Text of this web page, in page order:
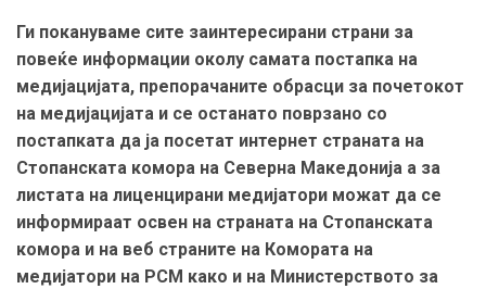
Ги покануваме сите заинтересирани страни за
повеќе информации околу самата постапка на
медијацијата, препорачаните обрасци за почетокот
на медијацијата и се останато поврзано со
постапката да ја посетат интернет страната на
Стопанската комора на Северна Македонија а за
листата на лиценцирани медијатори можат да се
информираат освен на страната на Стопанската
комора и на веб страните на Комората на
медијатори на РСМ како и на Министерството за